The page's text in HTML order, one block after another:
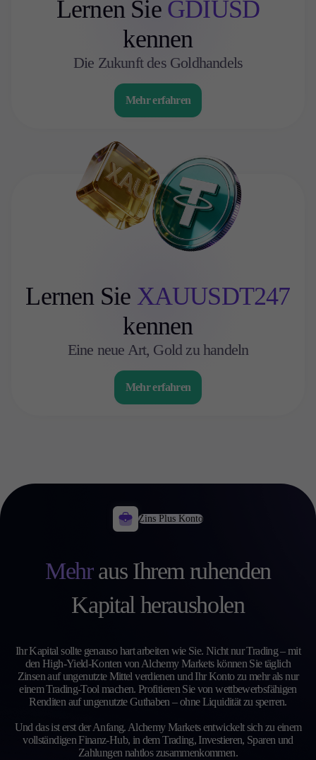
Lernen Sie GDIUSD
kennen
Die Zukunft des Goldhandels
Mehr erfahren
Lernen Sie XAUUSDT247
kennen
Eine neue Art, Gold zu handeln
Mehr erfahren
Zins Plus Konto
Mehraus Ihrem ruhenden
Kapital herausholen
Ihr Kapital sollte genauso hart arbeiten wie Sie. Nicht nur Trading – mit
den High-Yield-Konten von Alchemy Markets können Sie täglich
Zinsen auf ungenutzte Mittel verdienen und Ihr Konto zu mehr als nur
einem Trading-Tool machen. Profitieren Sie von wettbewerbsfähigen
Renditen auf ungenutzte Guthaben – ohne Liquidität zu sperren.
Und das ist erst der Anfang. Alchemy Markets entwickelt sich zu einem
vollständigen Finanz-Hub, in dem Trading, Investieren, Sparen und
Zahlungen nahtlos zusammenkommen.